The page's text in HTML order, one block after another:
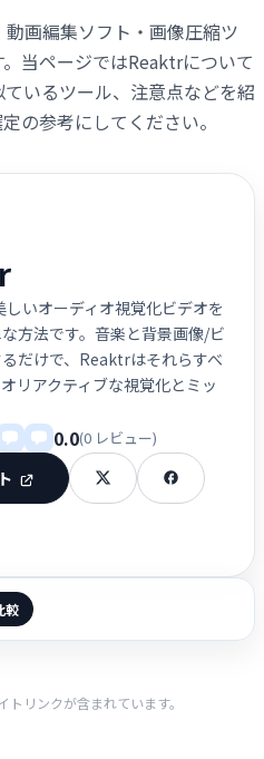
画編集ソフト・画像圧縮ツ
当ページではReaktrについて
いるツール、注意点などを紹
の参考にしてください。
いオーディオ視覚化ビデオを
方法です。音楽と背景画像/ビ
だけで、Reaktrはそれらすべ
リアクティブな視覚化とミッ
0.0(0 レビュー)
較
リンクが含まれています。